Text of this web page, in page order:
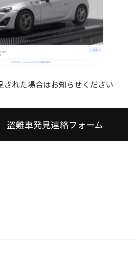
された場合はお知らせください
盗難車発見連絡フォーム